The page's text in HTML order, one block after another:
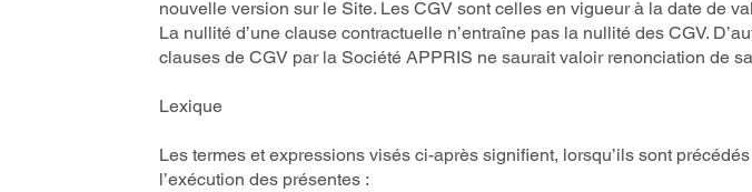
nouvelle version sur le Site. Les CGV sont celles en vigueur à la date de
La nullité d’une clause contractuelle n’entraîne pas la nullité des CGV.
clauses de CGV par la Société APPRIS ne saurait valoir renonciation de
Lexique
Les termes et expressions visés ci-après signifient, lorsqu’ils sont
l’exécution des présentes :